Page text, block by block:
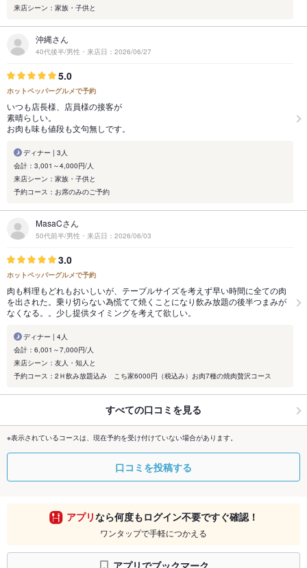
来店シーン：家族・子供と
沖縄さん
40代後半/男性・来店日：2026/06/27
5.0
ホットペッパーグルメで予約
いつも店長様、店員様の接客が
素晴らしい。
お肉も味も値段も文句無しです。
ディナー | 3人
会計：3,001～4,000円/人
来店シーン：家族・子供と
予約コース：お席のみのご予約
MasaCさん
50代前半/男性・来店日：2026/06/03
3.0
ホットペッパーグルメで予約
肉も料理もどれもおいしいが、テーブルサイズを考えず早い時間に全ての肉
を出された。乗り切らない為慌てて焼くことになり飲み放題の後半つまみが
なくなる。。少し提供タイミングを考えて欲しい。
ディナー | 4人
会計：6,001～7,000円/人
来店シーン：友人・知人と
予約コース：2Ｈ飲み放題込み こち家6000円（税込み）お肉7種の焼肉贅沢コース
すべての口コミを見る
※表示されているコースは、現在予約を受け付けていない場合があります。
口コミを投稿する
アプリなら何度もログイン不要ですぐ確認！
ワンタップで手軽につかえる